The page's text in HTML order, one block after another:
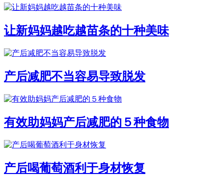
让新妈妈越吃越苗条的十种美味
产后减肥不当容易导致脱发
有效助妈妈产后减肥的５种食物
产后喝葡萄酒利于身材恢复